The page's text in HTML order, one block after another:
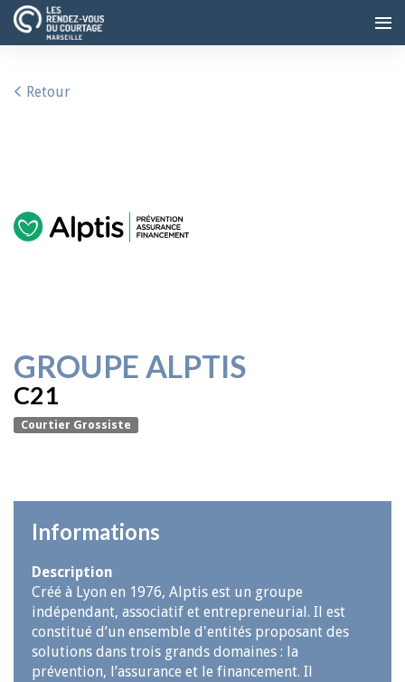
Retour
GROUPE ALPTIS
C21
Courtier Grossiste
Informations
Description
Créé à Lyon en 1976, Alptis est un groupe
indépendant, associatif et entrepreneurial. Il est
constitué d’un ensemble d'entités proposant des
solutions dans trois grands domaines : la
prévention, l’assurance et le financement. Il